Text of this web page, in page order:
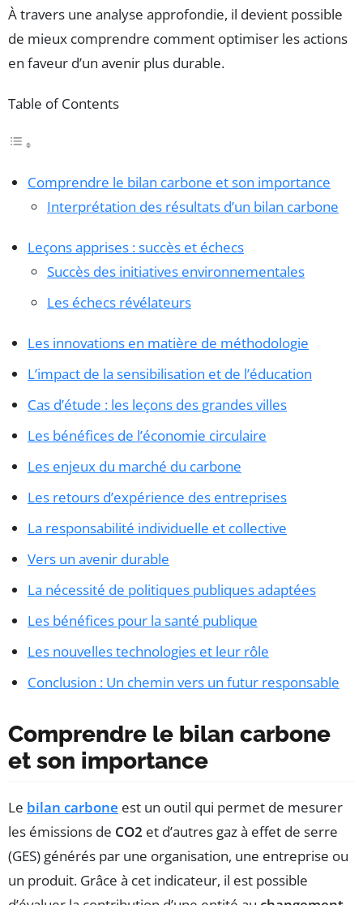
À travers une analyse approfondie, il devient possible
de mieux comprendre comment optimiser les actions
en faveur d’un avenir plus durable.
Table of Contents
Comprendre le bilan carbone et son importance
Interprétation des résultats d’un bilan carbone
Leçons apprises : succès et échecs
Succès des initiatives environnementales
Les échecs révélateurs
Les innovations en matière de méthodologie
L’impact de la sensibilisation et de l’éducation
Cas d’étude : les leçons des grandes villes
Les bénéfices de l’économie circulaire
Les enjeux du marché du carbone
Les retours d’expérience des entreprises
La responsabilité individuelle et collective
Vers un avenir durable
La nécessité de politiques publiques adaptées
Les bénéfices pour la santé publique
Les nouvelles technologies et leur rôle
Conclusion : Un chemin vers un futur responsable
Comprendre le bilan carbone
et son importance
Le bilan carbone est un outil qui permet de mesurer
les émissions de CO2 et d’autres gaz à effet de serre
(GES) générés par une organisation, une entreprise ou
un produit. Grâce à cet indicateur, il est possible